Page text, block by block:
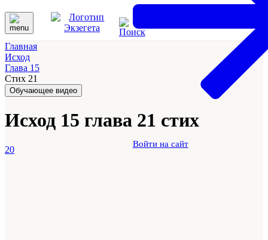
Войти на сайт
Главная
Исход
Глава 15
Стих 21
Обучающее видео
Исход 15 глава 21 стих
20